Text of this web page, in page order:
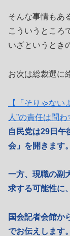
そんな事情もあ
こういうところ
いざというとき
お次は総裁選に
【「そりゃな
人”の責任は問
自民党は29日午
会」を開きます。
一方、現職の副
求する可能性に
国会記者会館か
でお伝えします。